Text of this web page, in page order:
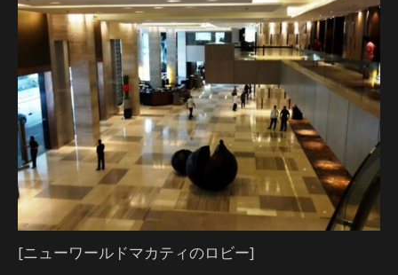
[ニューワールドマカティのロビー]